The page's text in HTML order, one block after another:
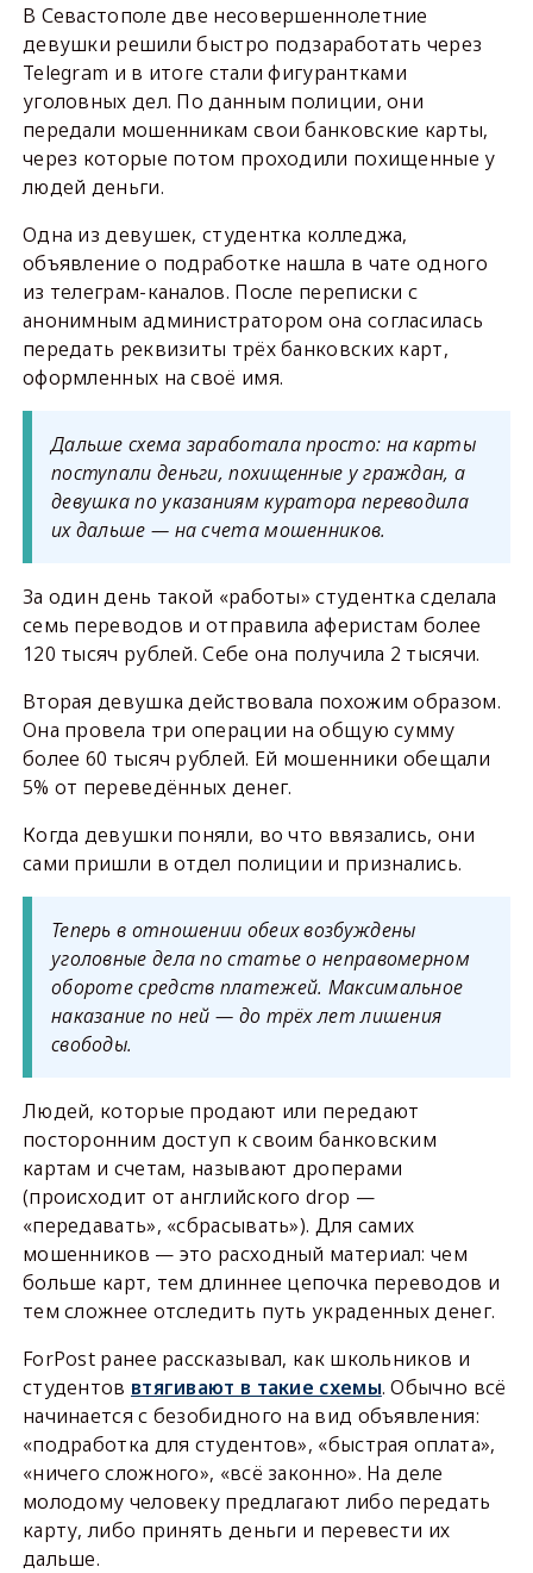
В Севастополе две несовершеннолетние
девушки решили быстро подзаработать через
Telegram и в итоге стали фигурантками
уголовных дел. По данным полиции, они
передали мошенникам свои банковские карты,
через которые потом проходили похищенные у
людей деньги.
Одна из девушек, студентка колледжа,
объявление о подработке нашла в чате одного
из телеграм-каналов. После переписки с
анонимным администратором она согласилась
передать реквизиты трёх банковских карт,
оформленных на своё имя.
Дальше схема заработала просто: на карты
поступали деньги, похищенные у граждан, а
девушка по указаниям куратора переводила
их дальше — на счета мошенников.
За один день такой «работы» студентка сделала
семь переводов и отправила аферистам более
120 тысяч рублей. Себе она получила 2 тысячи.
Вторая девушка действовала похожим образом.
Она провела три операции на общую сумму
более 60 тысяч рублей. Ей мошенники обещали
5% от переведённых денег.
Когда девушки поняли, во что ввязались, они
сами пришли в отдел полиции и признались.
Теперь в отношении обеих возбуждены
уголовные дела по статье о неправомерном
обороте средств платежей. Максимальное
наказание по ней — до трёх лет лишения
свободы.
Людей, которые продают или передают
посторонним доступ к своим банковским
картам и счетам, называют дроперами
(происходит от английского drop —
«передавать», «сбрасывать»). Для самих
мошенников — это расходный материал: чем
больше карт, тем длиннее цепочка переводов и
тем сложнее отследить путь украденных денег.
ForPost ранее рассказывал, как школьников и
студентов втягивают в такие схемы. Обычно всё
начинается с безобидного на вид объявления:
«подработка для студентов», «быстрая оплата»,
«ничего сложного», «всё законно». На деле
молодому человеку предлагают либо передать
карту, либо принять деньги и перевести их
дальше.